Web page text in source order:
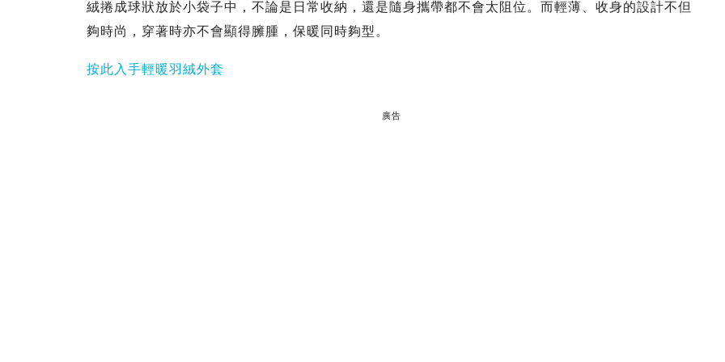
絨捲成球狀放於小袋子中，不論是日常收納，還是隨身攜帶都不會太阻位。而輕薄、收身的設計不但
夠時尚，穿著時亦不會顯得臃腫，保暖同時夠型。
按此入手輕暖羽絨外套
廣告